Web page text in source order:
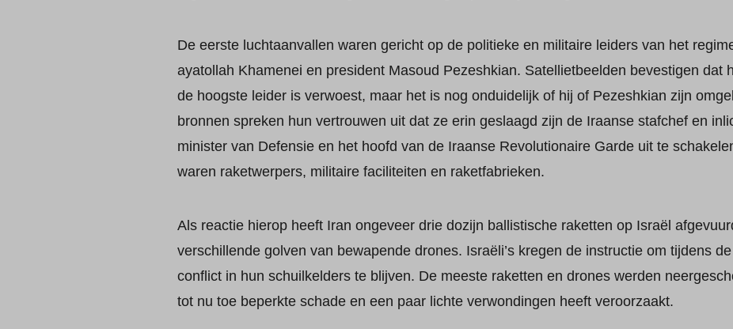
De eerste luchtaanvallen waren gericht op de politieke en militaire leiders van het
ayatollah Khamenei en president Masoud Pezeshkian. Satellietbeelden bevestigen dat
de hoogste leider is verwoest, maar het is nog onduidelijk of hij of Pezeshkian zijn
bronnen spreken hun vertrouwen uit dat ze erin geslaagd zijn de Iraanse stafchef en
minister van Defensie en het hoofd van de Iraanse Revolutionaire Garde uit te
waren raketwerpers, militaire faciliteiten en raketfabrieken.
Als reactie hierop heeft Iran ongeveer drie dozijn ballistische raketten op Israël
verschillende golven van bewapende drones. Israëli’s kregen de instructie om tijdens
conflict in hun schuilkelders te blijven. De meeste raketten en drones werden
tot nu toe beperkte schade en een paar lichte verwondingen heeft veroorzaakt.